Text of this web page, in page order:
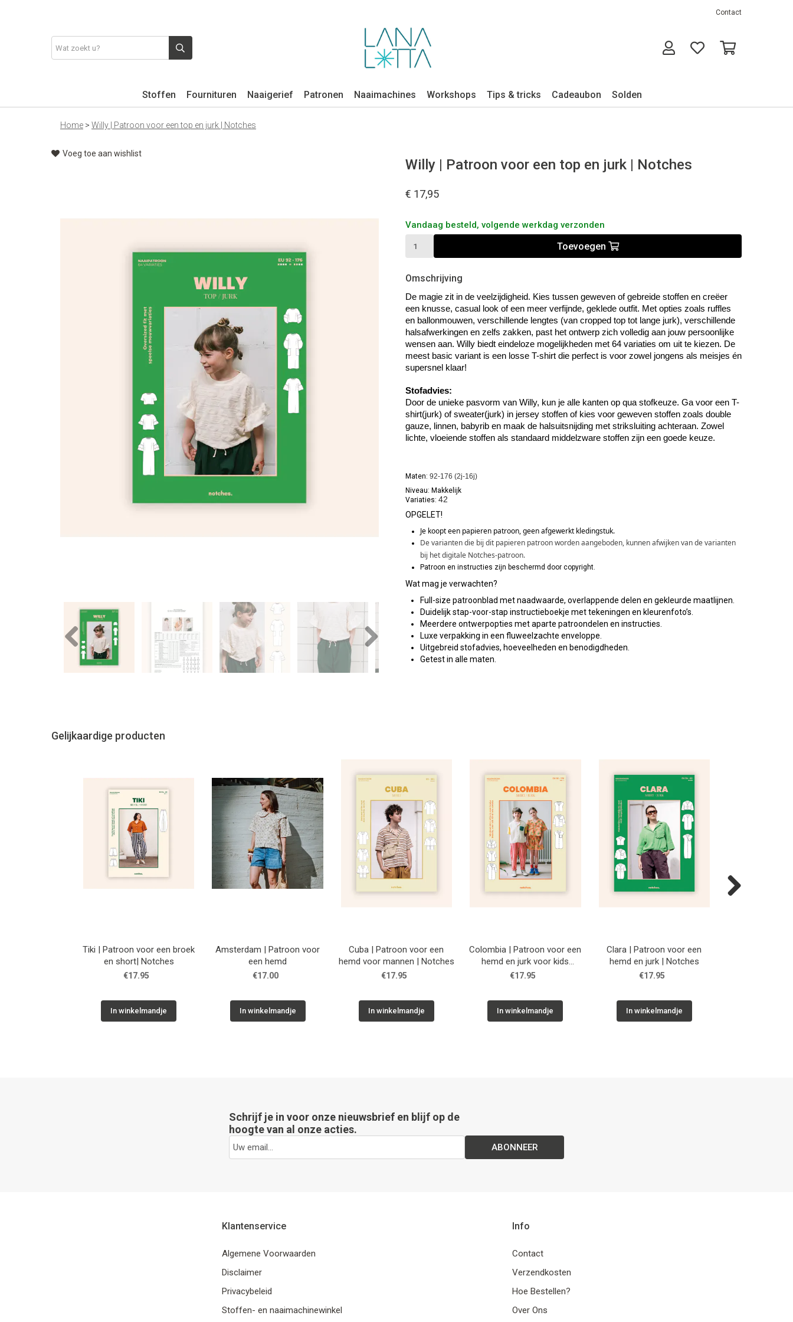
Contact
Stoffen Fournituren Naaigerief Patronen Naaimachines Workshops Tips & tricks Cadeaubon Solden
Home > Willy | Patroon voor een top en jurk | Notches
Voeg toe aan wishlist
Previous
Willy | Patroon voor een top en jurk | Notches
€ 17,95
Vandaag besteld, volgende werkdag verzonden
Toevoegen
Omschrijving
De magie zit in de veelzijdigheid. Kies tussen geweven of gebreide stoffen en creëer
een knusse, casual look of een meer verfijnde, geklede outfit. Met opties zoals ruffles
en ballonmouwen, verschillende lengtes (van cropped top tot lange jurk), verschillende
halsafwerkingen en zelfs zakken, past het ontwerp zich volledig aan jouw persoonlijke
wensen aan. Willy biedt eindeloze mogelijkheden met 64 variaties om uit te kiezen. De
meest basic variant is een losse T-shirt die perfect is voor zowel jongens als meisjes én
supersnel klaar!
Stofadvies:
Door de unieke pasvorm van Willy, kun je alle kanten op qua stofkeuze. Ga voor een T-
shirt(jurk) of sweater(jurk) in jersey stoffen of kies voor geweven stoffen zoals double
gauze, linnen, babyrib en maak de halsuitsnijding met striksluiting achteraan. Zowel
lichte, vloeiende stoffen als standaard middelzware stoffen zijn een goede keuze.
Maten: 92-176 (2j-16j)
Niveau: Makkelijk
Variaties: 42
OPGELET!
Je koopt een papieren patroon, geen afgewerkt kledingstuk.
De varianten die bij dit papieren patroon worden aangeboden, kunnen afwijken van de varianten
bij het digitale Notches-patroon.
Patroon en instructies zijn beschermd door copyright.
Wat mag je verwachten?
Full-size patroonblad met naadwaarde, overlappende delen en gekleurde maatlijnen.
Duidelijk stap-voor-stap instructieboekje met tekeningen en kleurenfoto’s.
Meerdere ontwerpopties met aparte patroondelen en instructies.
Luxe verpakking in een fluweelzachte enveloppe.
Uitgebreid stofadvies, hoeveelheden en benodigdheden.
Getest in alle maten.
Gelijkaardige producten
Tiki | Patroon voor een broek
en short| Notches
€17.95
In winkelmandje
Amsterdam | Patroon voor
een hemd
€17.00
In winkelmandje
Cuba | Patroon voor een
hemd voor mannen | Notches
€17.95
In winkelmandje
Colombia | Patroon voor een
hemd en jurk voor kids
| Notches
€17.95
In winkelmandje
Clara | Patroon voor een
hemd en jurk | Notches
€17.95
In winkelmandje
Schrijf je in voor onze nieuwsbrief en blijf op de
hoogte van al onze acties.
ABONNEER
Klantenservice
Algemene Voorwaarden
Disclaimer
Privacybeleid
Stoffen- en naaimachinewinkel
Info
Contact
Verzendkosten
Hoe Bestellen?
Over Ons